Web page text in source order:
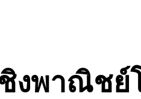
ชิงพาณิช